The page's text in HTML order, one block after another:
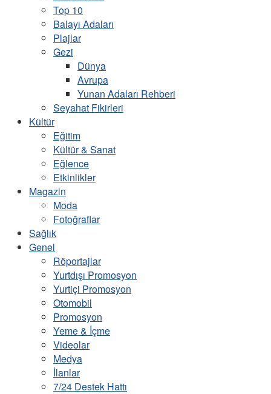
Top 10
Balayı Adaları
Plajlar
Gezi
Dünya
Avrupa
Yunan Adaları Rehberi
Seyahat Fikirleri
Kültür
Eğitim
Kültür & Sanat
Eğlence
Etkinlikler
Magazin
Moda
Fotoğraflar
Sağlık
Genel
Röportajlar
Yurtdışı Promosyon
Yurtiçi Promosyon
Otomobil
Promosyon
Yeme & İçme
Videolar
Medya
İlanlar
7/24 Destek Hattı